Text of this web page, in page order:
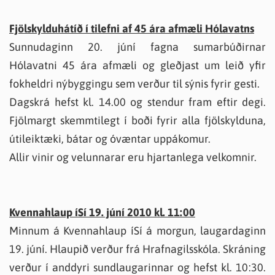
Fjölskylduhátíð í tilefni af 45 ára afmæli Hólavatns
Sunnudaginn 20. júní fagna sumarbúðirnar
Hólavatni 45 ára afmæli og gleðjast um leið yfir
fokheldri nýbyggingu sem verður til sýnis fyrir gesti.
Dagskrá hefst kl. 14.00 og stendur fram eftir degi.
Fjölmargt skemmtilegt í boði fyrir alla fjölskylduna,
útileiktæki, bátar og óvæntar uppákomur.
Allir vinir og velunnarar eru hjartanlega velkomnir.
Kvennahlaup íSí 19. júní 2010 kl. 11:00
Minnum á Kvennahlaup íSí á morgun, laugardaginn
19. júní. Hlaupið verður frá Hrafnagilsskóla. Skráning
verður í anddyri sundlaugarinnar og hefst kl. 10:30.